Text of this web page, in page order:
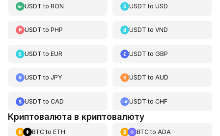
USDT to RON USDT toUSD
USDT to PHP USDT toVND
USDT to EUR USDT toGBP
USDT to JPY USDT toAUD
USDT to CAD USDT toCHF
Криптовалюта в криптовалюту
BTCto ETH BTCto ADA